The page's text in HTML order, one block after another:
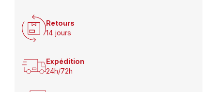
Retours
14 jours
Expédition
24h/72h